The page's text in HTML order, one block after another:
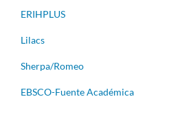
ERIHPLUS
Lilacs
Sherpa/Romeo
EBSCO-Fuente Académica